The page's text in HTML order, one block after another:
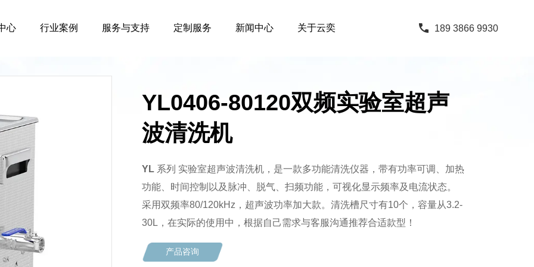
心 行业案例 服务与支持 定制服务 新闻中心 关于云奕 189 3866 9930
YL0406-80120双频实验室超声
波清洗机
YL 系列 实验室超声波清洗机，是一款多功能清洗仪器，带有功率可调、加热
功能、时间控制以及脉冲、脱气、扫频功能，可视化显示频率及电流状态。
采用双频率80/120kHz，超声波功率加大款。清洗槽尺寸有10个，容量从3.2-
30L，在实际的使用中，根据自己需求与客服沟通推荐合适款型！
产品咨询